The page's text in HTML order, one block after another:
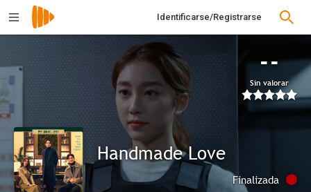
Identificarse/Registrarse
--
Sin valorar
Handmade Love
Finalizada